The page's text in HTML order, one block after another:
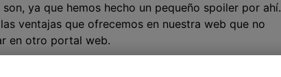
ya que hemos hecho un pequeño spoiler por ahí.
ventajas que ofrecemos en nuestra web que no
en otro portal web.